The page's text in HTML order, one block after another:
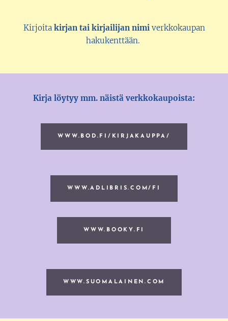
Kirjoita kirjan tai kirjailijan nimiverkkokaupan
hakukenttään.
Kirja löytyy mm. näistä verkkokaupoista:
WWW.BOD.FI/KIRJAKAUPPA/
WWW.ADLIBRIS.COM/FI
WWW.BOOKY.FI
WWW.SUOMALAINEN.COM